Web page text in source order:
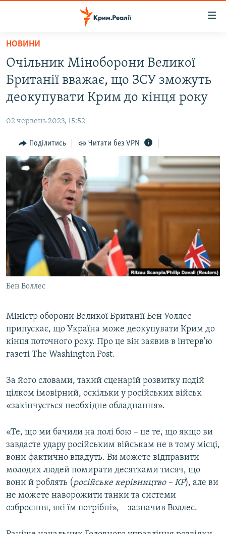
Перейти
основного
матеріалу
Перейти
до
основної
навігації
Перейти
до
пошуку
ВІДЕО ТА ФОТО
БЛОГИ
ПОГЛЯД
ІНТЕРВ'Ю
ВСЕ ЗА ДЕНЬ
СПЕЦПРОЕКТИ
ДЕПОРТАЦІЯ
ВІДЕОУРОКИ «ELIFBE»
СВІДЧЕННЯ ОКУПАЦІЇ
УКРАЇНСЬКА ПРОБЛЕМА КРИМУ
ІНФОГРАФІКА
ЯК ОБІЙТИ БЛОКУВАННЯ
Русский
Qırımtatar
ДОЛУЧАЙСЯ!
Усі сайти RFE/RL
НОВИНИ
Очільник Міноборони Великої
Британії вважає, що ЗСУ зможуть
деокупувати Крим до кінця року
02 червень 2023, 15:52
Поділитись Читати без VPN
Бен Воллес
Міністр оборони Великої Британії Бен Уоллес
припускає, що Україна може деокупувати Крим до
кінця поточного року. Про це він заявив в інтерв'ю
газеті The Washington Post.
За його словами, такий сценарій розвитку подій
цілком імовірний, оскільки у російських військ
«закінчується необхідне обладнання».
«Те, що ми бачили на полі бою – це те, що якщо ви
завдасте удару російським військам не в тому місці,
вони фактично впадуть. Ви можете відправити
молодих людей помирати десятками тисяч, що
вони й роблять (російське керівництво – КР), але ви
не можете наворожити танки та системи
озброєння, які їм потрібні», – зазначив Воллес.